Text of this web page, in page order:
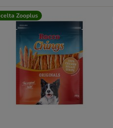
Zooplus